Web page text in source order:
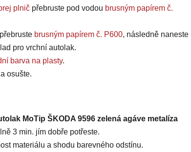
plnič přebruste pod vodou brusným papírem č.
brusným papírem č. P600, následně naneste
pro vrchní autolak.
barva na plasty.
osušte.
MoTip ŠKODA 9596 zelená agáve metalíza
3 min. jím dobře potřeste.
materiálu a shodu barevného odstínu.